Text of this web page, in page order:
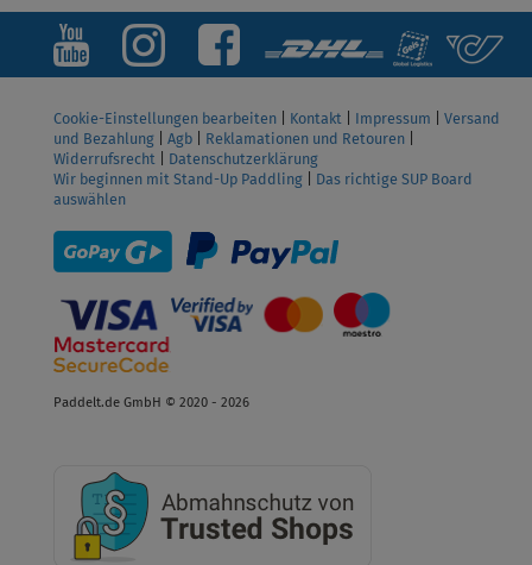
Cookie-Einstellungen bearbeiten Kontakt Impressum
Versand
und Bezahlung
Agb Reklamationen und Retouren
Widerrufsrecht
Datenschutzerklärung
Wir beginnen mit Stand-Up Paddling
Das richtige SUP Board
auswählen
Paddelt.de GmbH © 2020 - 2026